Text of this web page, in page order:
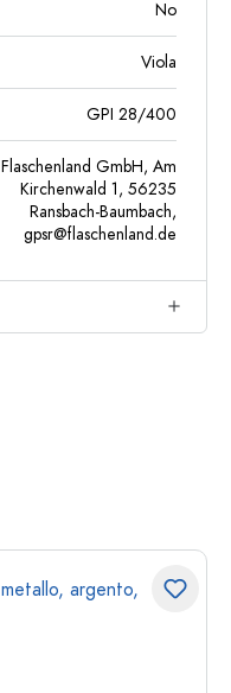
No
Viola
GPI 28/400
Flaschenland GmbH, Am
Kirchenwald 1, 56235
Ransbach-Baumbach,
gpsr@flaschenland.de